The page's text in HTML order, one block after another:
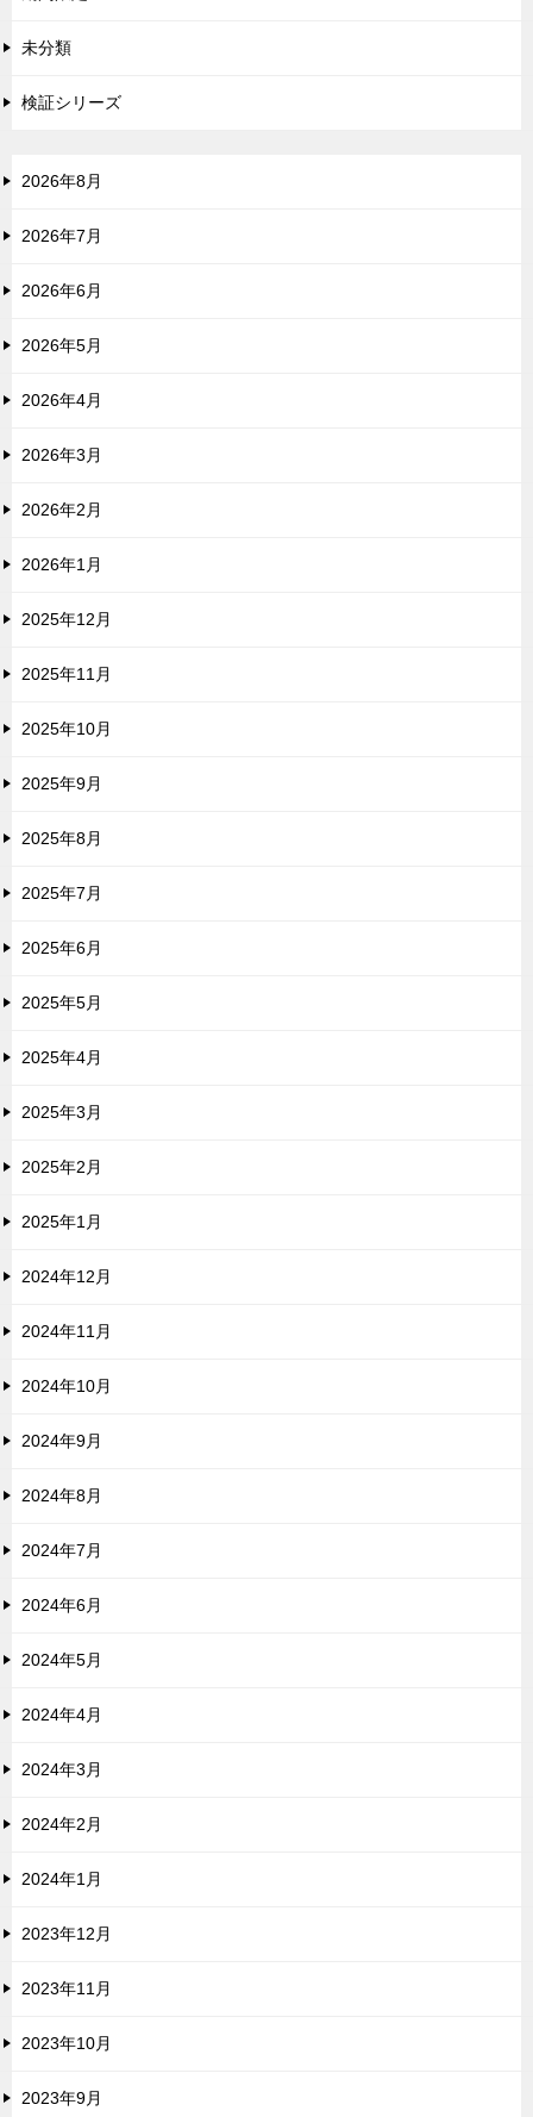
未分類
検証シリーズ
2026年8月
2026年7月
2026年6月
2026年5月
2026年4月
2026年3月
2026年2月
2026年1月
2025年12月
2025年11月
2025年10月
2025年9月
2025年8月
2025年7月
2025年6月
2025年5月
2025年4月
2025年3月
2025年2月
2025年1月
2024年12月
2024年11月
2024年10月
2024年9月
2024年8月
2024年7月
2024年6月
2024年5月
2024年4月
2024年3月
2024年2月
2024年1月
2023年12月
2023年11月
2023年10月
2023年9月